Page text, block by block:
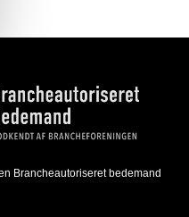
Brancheautoriseret bedemand